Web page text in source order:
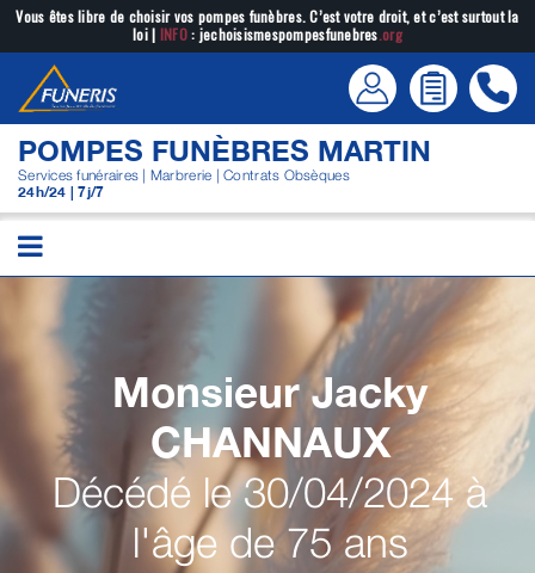
Passer
contenu
Vous êtes libre de choisir vos pompes funèbres. C’est votre droit, et c’est surtout la
loi | INFO: jechoisismespompesfunebres.org
POMPES FUNÈBRES MARTIN
Services funéraires | Marbrerie | Contrats Obsèques
24h/24 | 7j/7
Monsieur Jacky
CHANNAUX
Décédé le 30/04/2024 à
l'âge de 75 ans